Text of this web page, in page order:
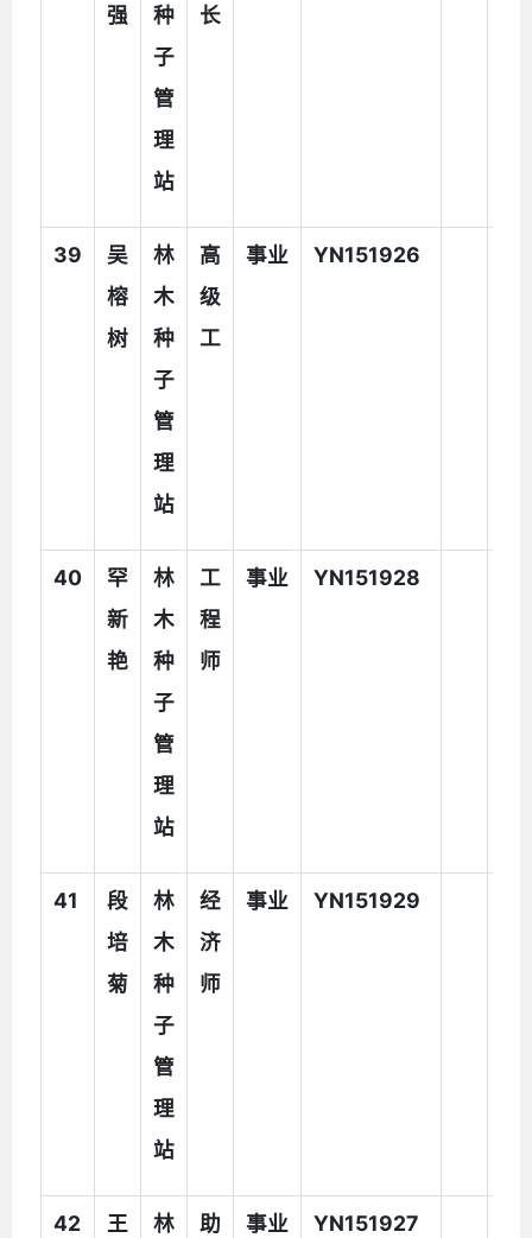
强
种
子
管
理
站
长
39
吴
榕
树
林
木
种
子
管
理
站
高
级
工
事业 YN151926
40
罕
新
艳
林
木
种
子
管
理
站
工
程
师
事业 YN151928
41
段
培
菊
林
木
种
子
管
理
站
经
济
师
事业 YN151929
42
王
林
助
事业 YN151927